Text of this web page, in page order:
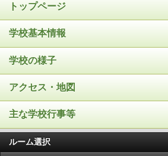
トップページ
学校基本情報
学校の様子
アクセス・地図
主な学校行事等
ルーム選択